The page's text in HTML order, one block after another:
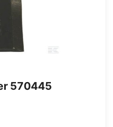
570445